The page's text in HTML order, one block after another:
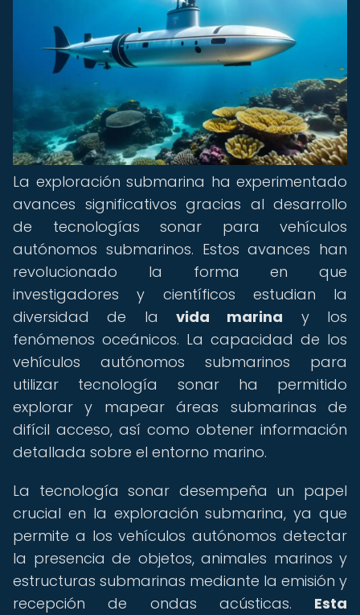
La exploración submarina ha experimentado
avances significativos gracias al desarrollo
de tecnologías sonar para vehículos
autónomos submarinos. Estos avances han
revolucionado la forma en que
investigadores y científicos estudian la
diversidad de la vida marina y los
fenómenos oceánicos. La capacidad de los
vehículos autónomos submarinos para
utilizar tecnología sonar ha permitido
explorar y mapear áreas submarinas de
difícil acceso, así como obtener información
detallada sobre el entorno marino.
La tecnología sonar desempeña un papel
crucial en la exploración submarina, ya que
permite a los vehículos autónomos detectar
la presencia de objetos, animales marinos y
estructuras submarinas mediante la emisión y
recepción de ondas acústicas. Esta